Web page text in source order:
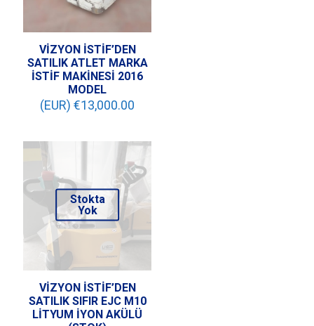
VİZYON İSTİF’DEN
SATILIK ATLET MARKA
İSTİF MAKİNESİ 2016
MODEL
(EUR) €13,000.00
Stokta
Yok
VİZYON İSTİF’DEN
SATILIK SIFIR EJC M10
LİTYUM İYON AKÜLÜ